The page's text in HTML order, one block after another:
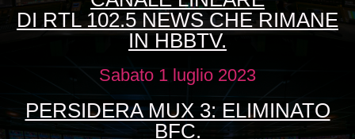
DI RTL 102.5 NEWS CHE RIMANE
IN HBBTV.
Sabato 1 luglio 2023
PERSIDERA MUX 3: ELIMINATO
BFC.